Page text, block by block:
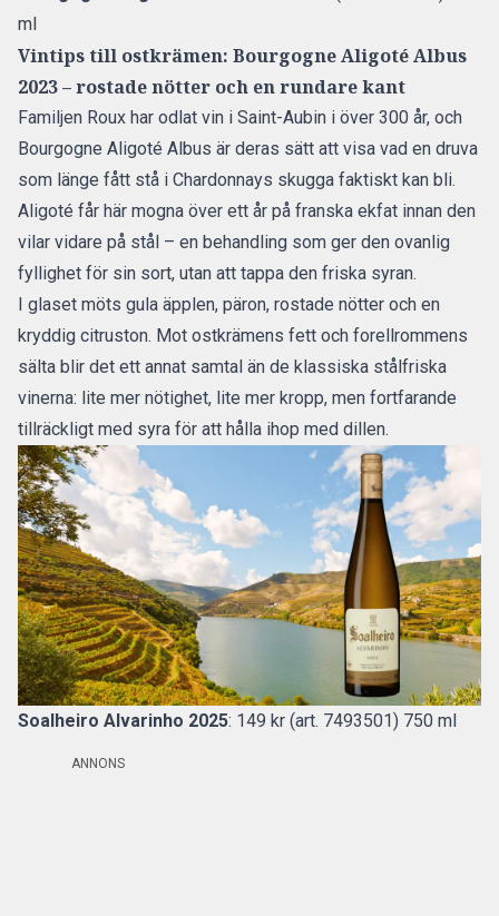
ml
Vintips till ostkrämen: Bourgogne Aligoté Albus
2023 – rostade nötter och en rundare kant
Familjen Roux har odlat vin i Saint-Aubin i över 300 år, och
Bourgogne Aligoté Albus är deras sätt att visa vad en druva
som länge fått stå i Chardonnays skugga faktiskt kan bli.
Aligoté får här mogna över ett år på franska ekfat innan den
vilar vidare på stål – en behandling som ger den ovanlig
fyllighet för sin sort, utan att tappa den friska syran.
I glaset möts gula äpplen, päron, rostade nötter och en
kryddig citruston. Mot ostkrämens fett och forellrommens
sälta blir det ett annat samtal än de klassiska stålfriska
vinerna: lite mer nötighet, lite mer kropp, men fortfarande
tillräckligt med syra för att hålla ihop med dillen.
Soalheiro Alvarinho 2025: 149 kr (art. 7493501) 750 ml
ANNONS